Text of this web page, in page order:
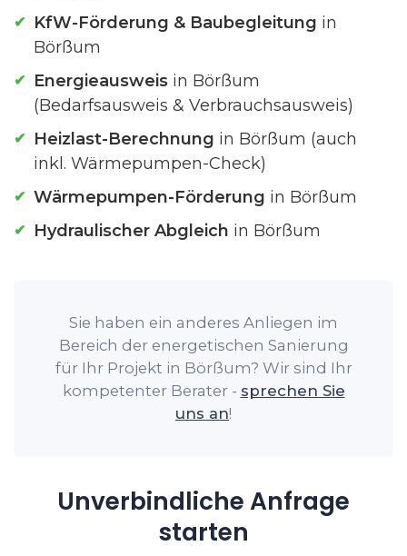
KfW-Förderung & Baubegleitung in
Börßum
Energieausweis in Börßum
(Bedarfsausweis & Verbrauchsausweis)
Heizlast-Berechnung in Börßum (auch
inkl. Wärmepumpen-Check)
Wärmepumpen-Förderung in Börßum
Hydraulischer Abgleich in Börßum
Sie haben ein anderes Anliegen im
Bereich der energetischen Sanierung
für Ihr Projekt in Börßum? Wir sind Ihr
kompetenter Berater - sprechen Sie
uns an!
Unverbindliche Anfrage
starten